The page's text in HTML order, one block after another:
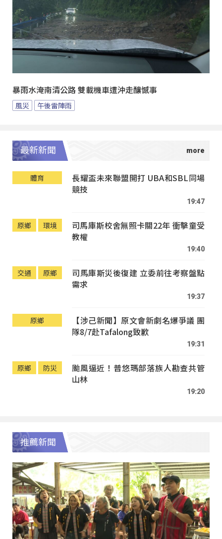
暴雨水淹南清公路 雙載機車遭沖走釀憾事
風災 午後雷陣雨
最新新聞
體育
長耀盃未來聯盟開打 UBA和SBL同場
競技
19:47
原鄉 環境
司馬庫斯校舍無照卡關22年 衝擊童受
教權
19:40
交通 原鄉
司馬庫斯災後復建 立委前往考察盤點
需求
19:37
原鄉
【涉己新聞】原文會新劇名爆爭議 團
隊8/7赴Tafalong致歉
19:31
原鄉 防災
颱風逼近！普悠瑪部落族人勘查共管
山林
19:20
推薦新聞